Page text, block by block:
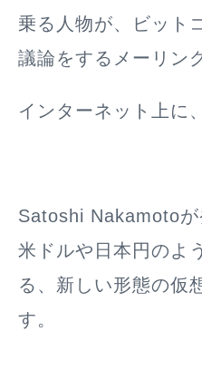
乗る人物が、ビット
議論をするメーリン
インターネット上に
Satoshi Nakamoto
米ドルや日本円のよ
る、新しい形態の仮
す。